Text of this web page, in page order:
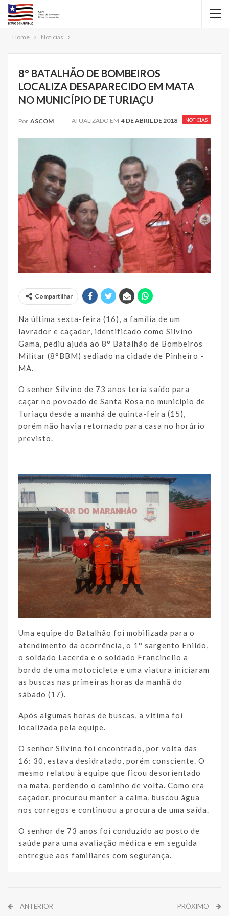
Home Noticias
8° BATALHÃO DE BOMBEIROS
LOCALIZA DESAPARECIDO EM MATA
NO MUNICÍPIO DE TURIAÇU
NOTICIAS
Por ASCOM ATUALIZADO EM 4 DE ABRIL DE 2018
Compartilhar
Na última sexta-feira (16), a família de um
lavrador e caçador, identificado como Silvino
Gama, pediu ajuda ao 8° Batalhão de Bombeiros
Militar (8°BBM) sediado na cidade de Pinheiro -
MA.
O senhor Silvino de 73 anos teria saído para
caçar no povoado de Santa Rosa no município de
Turiaçu desde a manhã de quinta-feira (15),
porém não havia retornado para casa no horário
previsto.
Uma equipe do Batalhão foi mobilizada para o
atendimento da ocorrência, o 1° sargento Enildo,
o soldado Lacerda e o soldado Francinelio a
bordo de uma motocicleta e uma viatura iniciaram
as buscas nas primeiras horas da manhã do
sábado (17).
Após algumas horas de buscas, a vítima foi
localizada pela equipe.
O senhor Silvino foi encontrado, por volta das
16: 30, estava desidratado, porém consciente. O
mesmo relatou à equipe que ficou desorientado
na mata, perdendo o caminho de volta. Como era
caçador, procurou manter a calma, buscou água
nos corregos e continuou a procura de uma saída.
O senhor de 73 anos foi conduzido ao posto de
saúde para uma avaliação médica e em seguida
entregue aos familiares com segurança.
ANTERIOR PRÓXIMO